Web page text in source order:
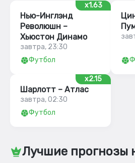
x1.63
Нью-Инглэнд
Революшн –
Хьюстон Динамо
завтра, 23:30
Футбол
x2.15
Шарлотт – Атлас
завтра, 02:30
Футбол
Лучшие прогнозы